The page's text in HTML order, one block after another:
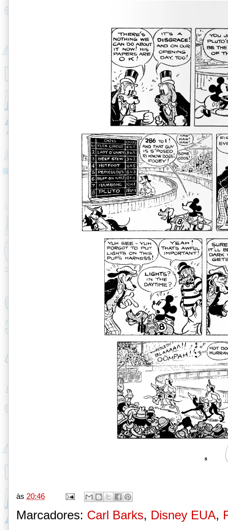
às 20:46
Marcadores: Carl Barks, Disney EUA,